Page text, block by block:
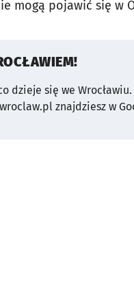
mogą pojawić się w
dzieje się we Wrocławiu.
znajdziesz w